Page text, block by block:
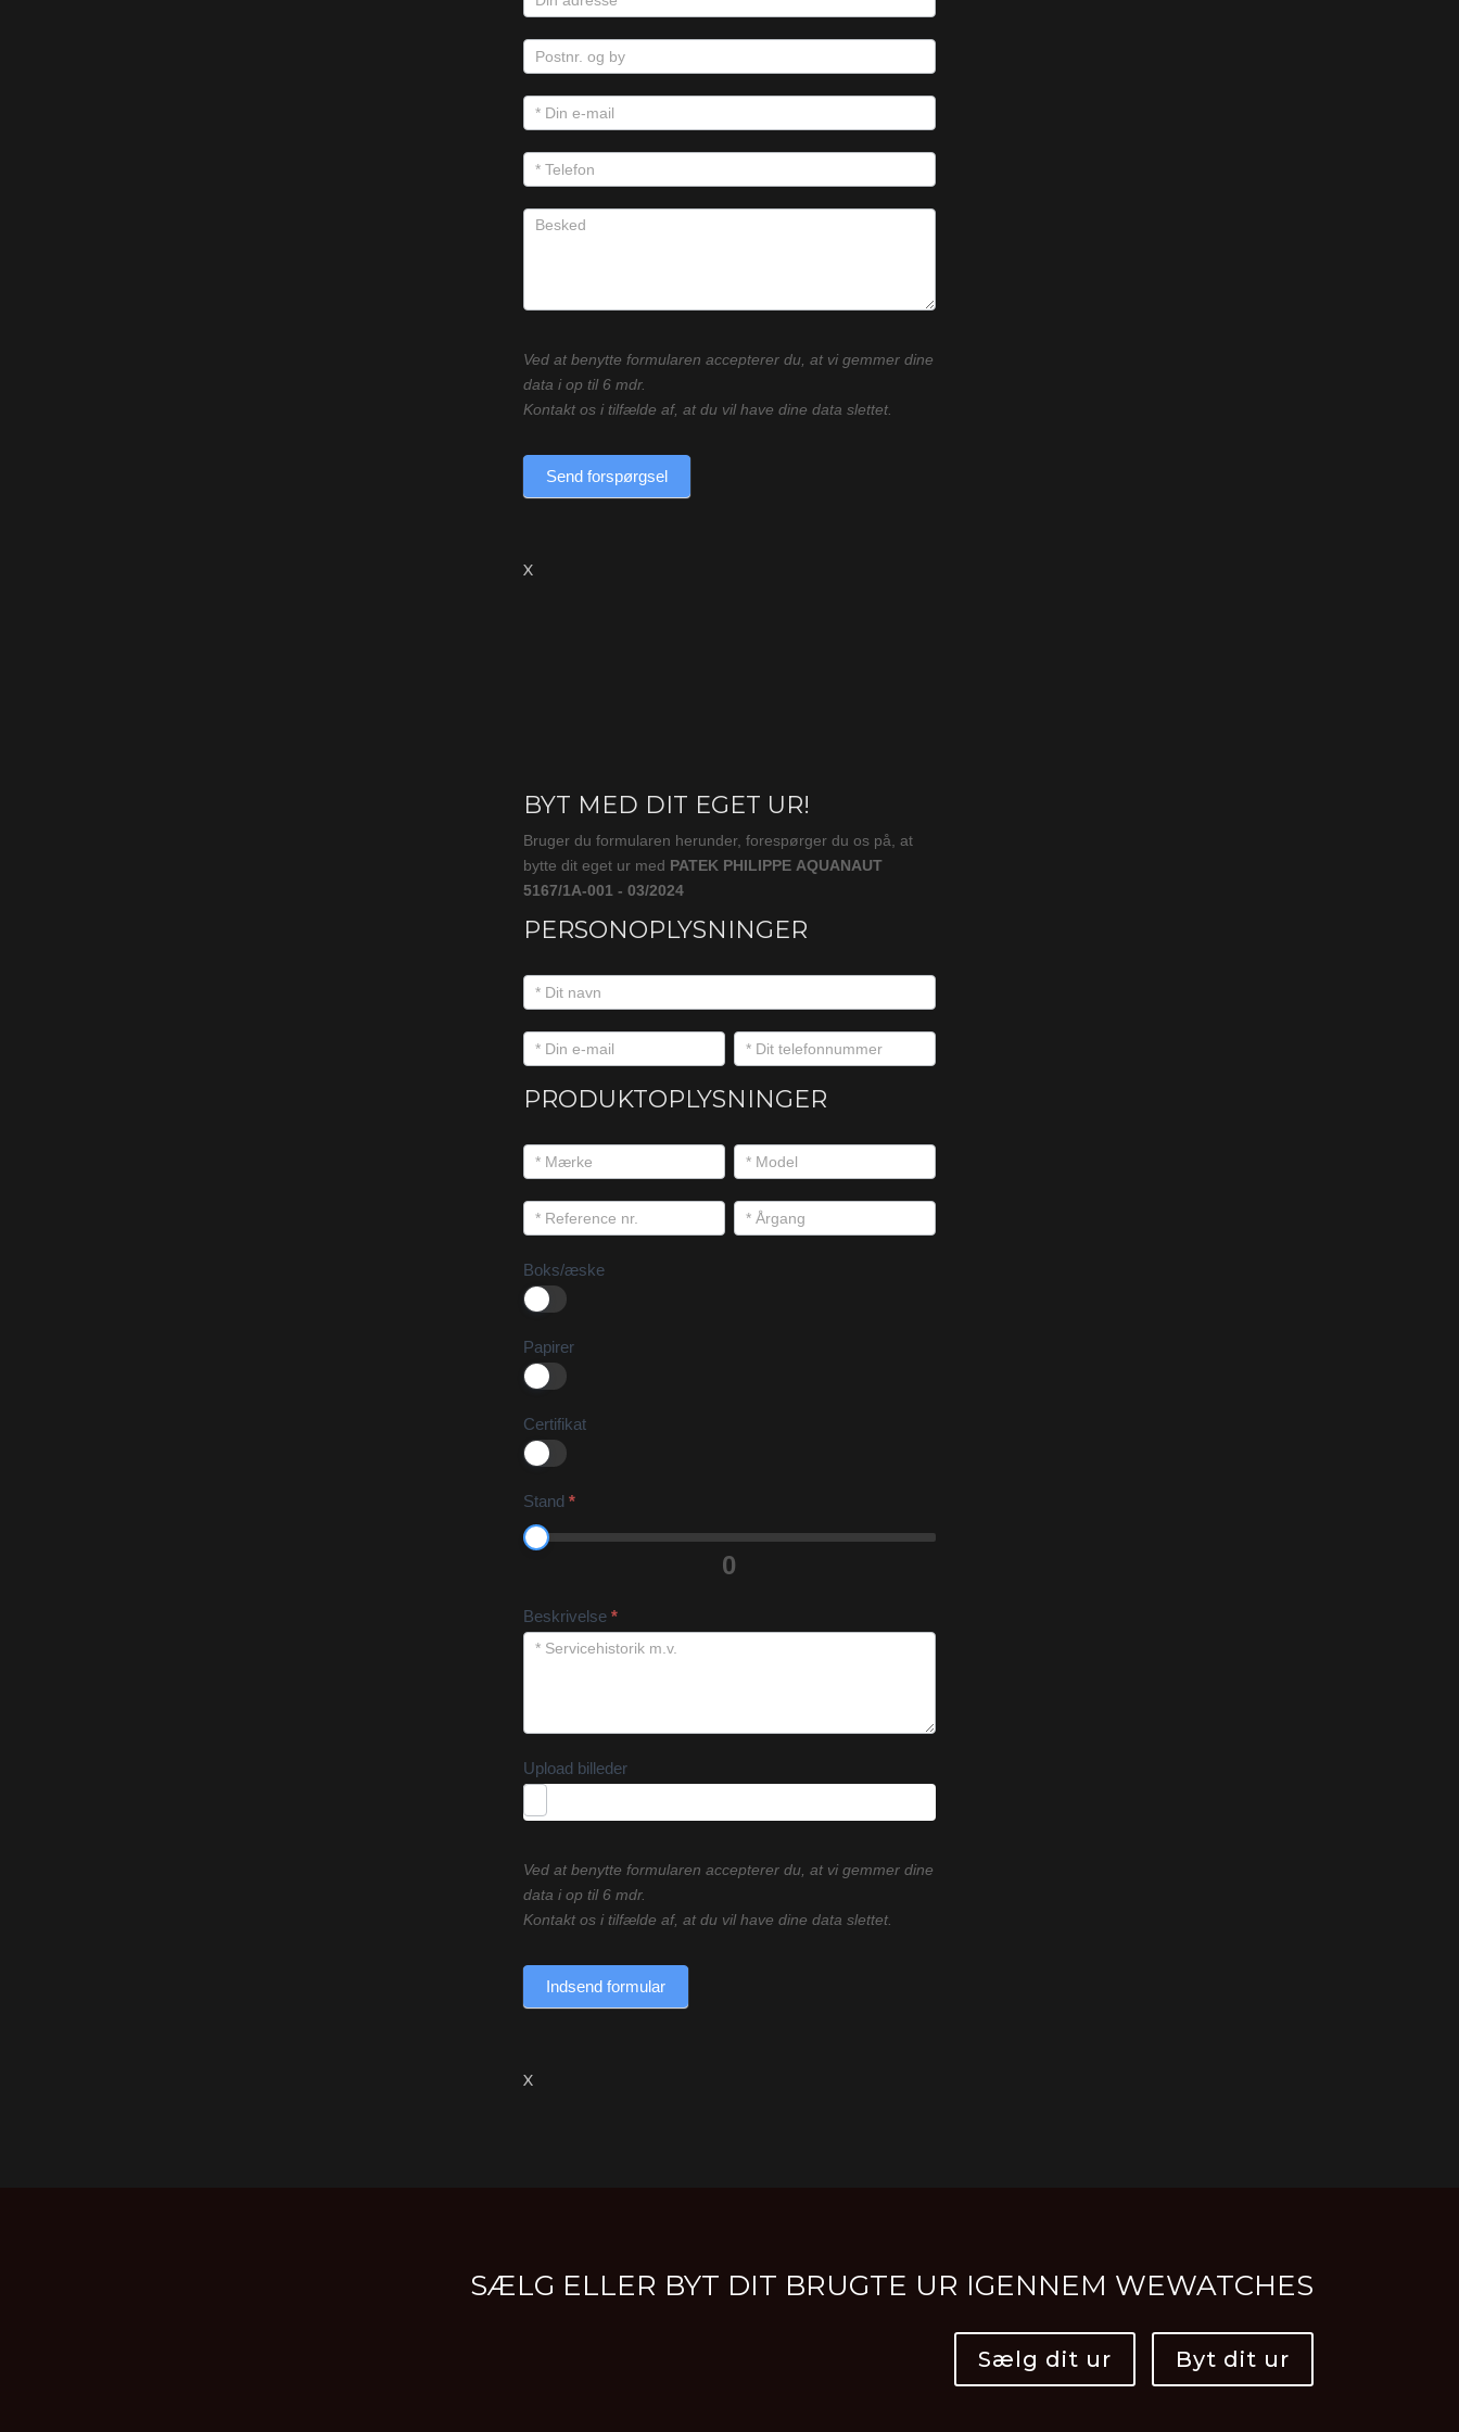
Ved at benytte formularen accepterer du, at vi gemmer dine
data i op til 6 mdr.
Kontakt os i tilfælde af, at du vil have dine data slettet.
Send forspørgsel
X
Byt
BYT MED DIT EGET UR!
Bruger du formularen herunder, forespørger du os på, at
bytte dit eget ur med PATEK PHILIPPE AQUANAUT
5167/1A-001 - 03/2024
PERSONOPLYSNINGER
PRODUKTOPLYSNINGER
Boks/æske
Papirer
Certifikat
Stand *
0
Beskrivelse *
Upload billeder
Ved at benytte formularen accepterer du, at vi gemmer dine
data i op til 6 mdr.
Kontakt os i tilfælde af, at du vil have dine data slettet.
Indsend formular
X
SÆLG ELLER BYT DIT BRUGTE UR IGENNEM WEWATCHES
Sælg dit ur Byt dit ur